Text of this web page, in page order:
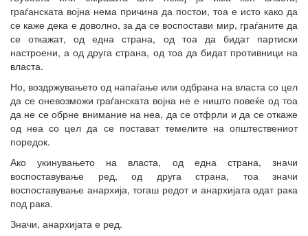
граѓанската војна нема причина да постои, тоа е исто како да
се каже дека е доволно, за да се воспостави мир, граѓаните да
се откажат, од една страна, од тоа да бидат партиски
настроени, а од друга страна, од тоа да бидат противници на
власта.
Но, воздржувањето од напаѓање или одбрана на власта со цел
да се оневозможи граѓанската војна не е ништо повеќе од тоа
да не се обрне внимание на неа, да се отфрли и да се откаже
од неа со цел да се постават темелите на општествениот
поредок.
Ако укинувањето на власта, од една страна, значи
воспоставување ред, од друга страна, тоа значи
воспоставување анархија, тогаш редот и анархијата одат рака
под рака.
Значи, анархијата е ред.